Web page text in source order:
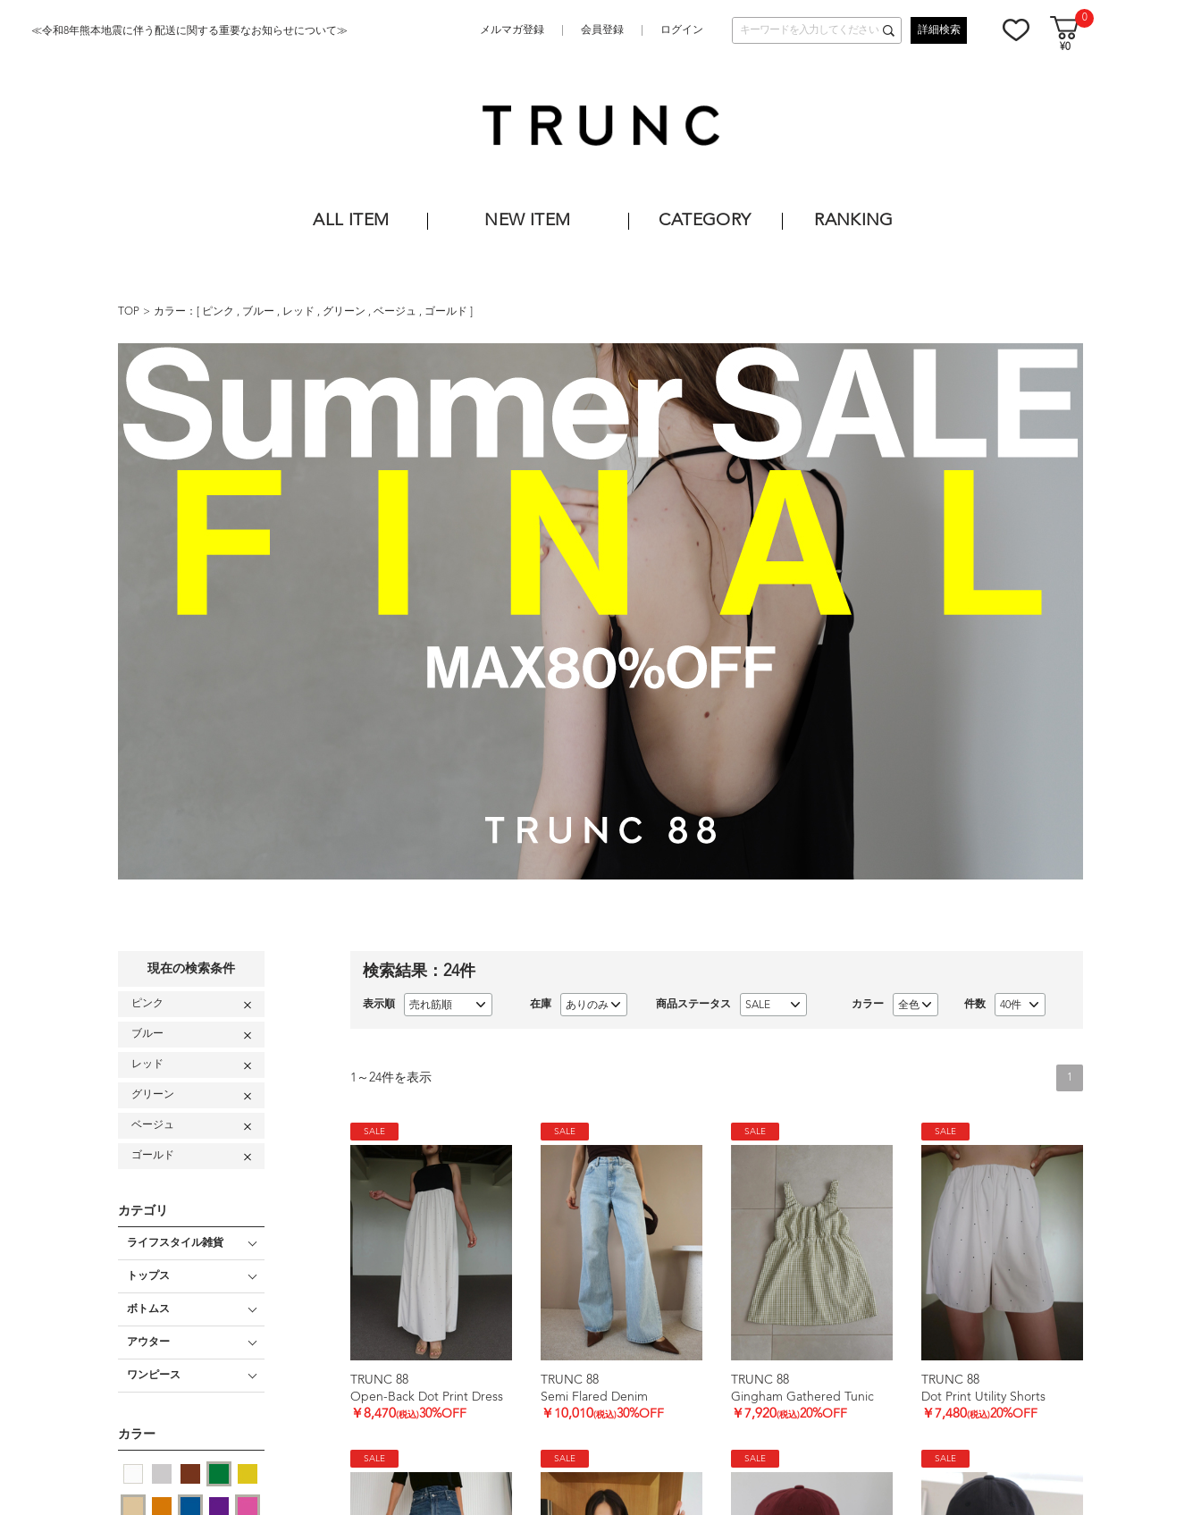
≪令和8年熊本地震に伴う配送に関する重要なお知らせについて≫ メルマガ登録 会員登録 ログイン 詳細検索
0
¥0
ALL ITEM NEW ITEM CATEGORY RANKING
TOP カラー：[ ピンク , ブルー , レッド , グリーン , ベージュ , ゴールド
現在の検索条件
ピンク
ブルー
レッド
グリーン
ベージュ
ゴールド
カテゴリ
ライフスタイル雑貨
トップス
ボトムス
アウター
ワンピース
カラー
検索結果： 24件
表示順 在庫 商品ステータス カラー 件数
1 ～ 24件を表示 1
SALE
TRUNC 88
Open-Back Dot Print Dress
￥8,470(税込)30%OFF
SALE
TRUNC 88
Semi Flared Denim
￥10,010(税込)30%OFF
SALE
TRUNC 88
Gingham Gathered Tunic
￥7,920(税込)20%OFF
SALE
TRUNC 88
Dot Print Utility Shorts
￥7,480(税込)20%OFF
SALE SALE SALE SALE